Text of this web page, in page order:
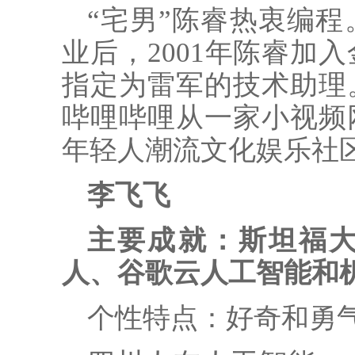
“宅男”陈睿热衷编
业后，2001年陈睿加
指定为雷军的技术助
哔哩哔哩从一家小视
年轻人潮流文化娱乐社
李飞飞
主要成就：斯坦福
人、谷歌云人工智能和
个性特点：好奇和勇